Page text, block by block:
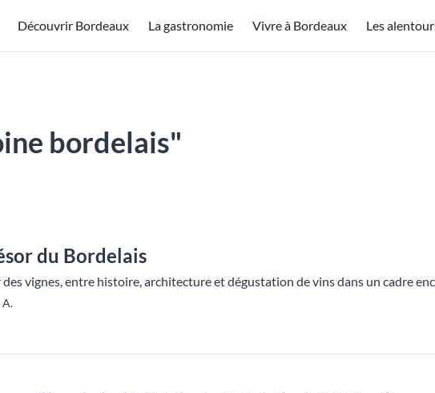
Découvrir Bordeaux La gastronomie Vivre à Bordeaux Les
bordelais"
du Bordelais
vignes, entre histoire, architecture et dégustation de vins dans un cadre
A.